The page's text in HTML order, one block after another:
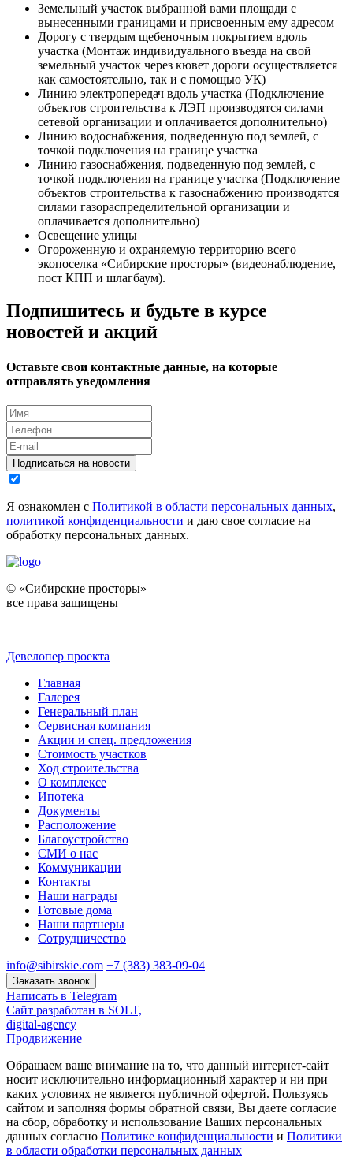
Земельный участок выбранной вами площади с
вынесенными границами и присвоенным ему адресом
Дорогу с твердым щебеночным покрытием вдоль
участка (Монтаж индивидуального въезда на свой
земельный участок через кювет дороги осуществляется
как самостоятельно, так и с помощью УК)
Линию электропередач вдоль участка (Подключение
объектов строительства к ЛЭП производятся силами
сетевой организации и оплачивается дополнительно)
Линию водоснабжения, подведенную под землей, с
точкой подключения на границе участка
Линию газоснабжения, подведенную под землей, с
точкой подключения на границе участка (Подключение
объектов строительства к газоснабжению производятся
силами газораспределительной организации и
оплачивается дополнительно)
Освещение улицы
Огороженную и охраняемую территорию всего
экопоселка «Сибирские просторы» (видеонаблюдение,
пост КПП и шлагбаум).
Подпишитесь и будьте в курсе
новостей и акций
Оставьте свои контактные данные, на которые
отправлять уведомления
Подписаться на новости
Я ознакомлен с Политикой в области персональных данных,
политикой конфиденциальности и даю свое согласие на
обработку персональных данных.
© «Сибирские просторы»
все права защищены
Девелопер проекта
Главная
Галерея
Генеральный план
Сервисная компания
Акции и спец. предложения
Стоимость участков
Ход строительства
О комплексе
Ипотека
Документы
Расположение
Благоустройство
СМИ о нас
Коммуникации
Контакты
Наши награды
Готовые дома
Наши партнеры
Сотрудничество
info@sibirskie.com +7 (383) 383-09-04
Заказать звонок
Написать в Telegram
Сайт разработан в SOLT,
digital-agency
Продвижение
Обращаем ваше внимание на то, что данный интернет-сайт
носит исключительно информационный характер и ни при
каких условиях не является публичной офертой. Пользуясь
сайтом и заполняя формы обратной связи, Вы даете согласие
на сбор, обработку и использование Ваших персональных
данных согласно Политике конфиденциальности и Политики
в области обработки персональных данных